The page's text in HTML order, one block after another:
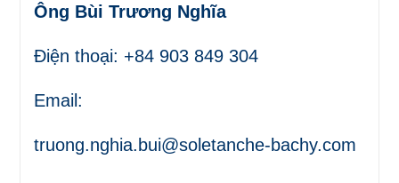
Ông Bùi Trương Nghĩa
Điện thoại: +84 903 849 304
Email:
truong.nghia.bui@soletanche-bachy.com